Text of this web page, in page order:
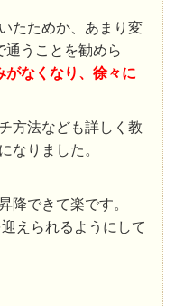
たためか、あまり変
通うことを勧めら
がなくなり、徐々に
方法なども詳しく教
なりました。
降できて楽です。
えられるようにして